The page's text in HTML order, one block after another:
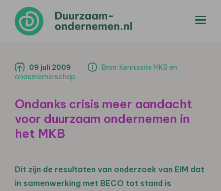
09 juli 2009
Bron: Kennissite MKB en
ondernemerschap
Ondanks crisis meer aandacht
voor duurzaam ondernemen in
het MKB
Dit zijn de resultaten van onderzoek van EIM dat
in samenwerking met BECO tot stand is